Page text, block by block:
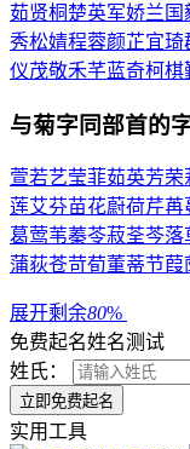
茹贤桐 楚英军娇兰 国
秀松婧程蓉颜芷宜琦
仪茂敬禾芊蓝奇柯棋
与菊字同部首的
萱若艺莹菲茹英芳荣
莲艾芬苗花蔚荷芹苒
葛莺苇蓁苓菽荃芩落
蒲荻苍苛荀董蒂节葭
展开剩余80%
免费起名姓名测试
姓氏：
实用工具